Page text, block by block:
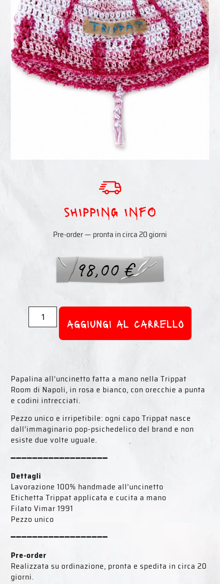
sHIPPING INFO
Pre-order — pronta in circa 20 giorni
98,00€
aggiungi al carrello
Papalina all’uncinetto fatta a mano nella Trippat
Room di Napoli, in rosa e bianco, con orecchie a punta
e codini intrecciati.
Pezzo unico e irripetibile: ogni capo Trippat nasce
dall’immaginario pop-psichedelico del brand e non
esiste due volte uguale.
━━━━━━━━━━━━━━━━━━
Dettagli
Lavorazione 100% handmade all’uncinetto
Etichetta Trippat applicata e cucita a mano
Filato Vimar 1991
Pezzo unico
━━━━━━━━━━━━━━━━━━
Pre-order
Realizzata su ordinazione, pronta e spedita in circa 20
giorni.